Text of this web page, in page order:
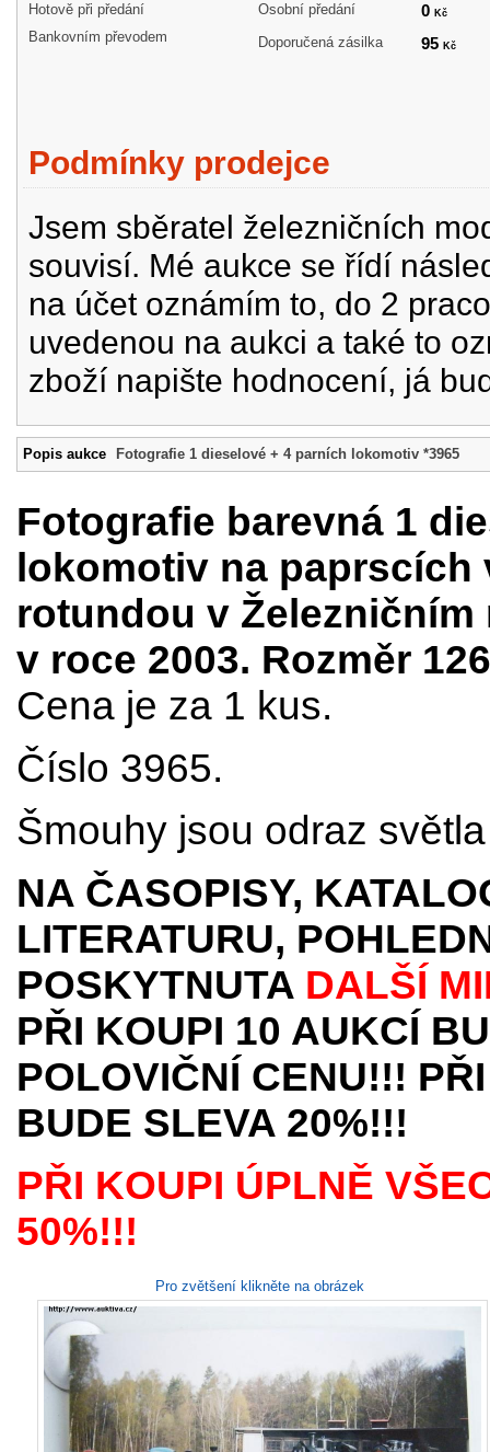
Hotově při předání
Bankovním převodem
Osobní předání
0 Kč
Doporučená zásilka 95 Kč
Podmínky prodejce
Jsem sběratel železničních
souvisí. Mé aukce se řídí
na účet oznámím to, do 2
uvedenou na aukci a také to
zboží napište hodnocení, já
Popis aukce Fotografie 1 dieselové + 4 parních lokomotiv *3965
Fotografie barevná 1
lokomotiv na
rotundou v Železničním
v roce 2003. Rozměr
Cena je za 1 kus.
Číslo 3965.
Šmouhy jsou odraz
NA ČASOPISY,
LITERATURU,
POSKYTNUTA DALŠÍ
PŘI KOUPI 10 AUKCÍ
POLOVIČNÍ CENU!!!
BUDE SLEVA 20%!!!
PŘI KOUPI ÚPLNĚ
50%!!!
Pro zvětšení klikněte na obrázek